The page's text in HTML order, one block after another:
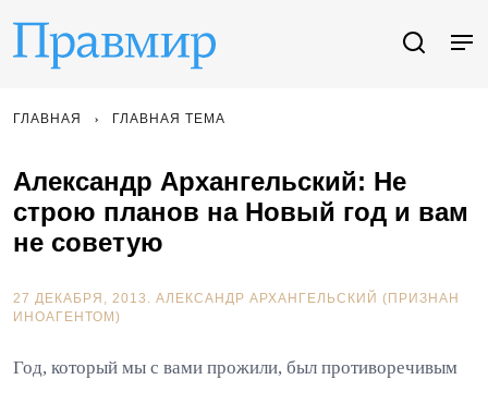
ГЛАВНАЯ ГЛАВНАЯ ТЕМА
Александр Архангельский: Не
строю планов на Новый год и вам
не советую
27 ДЕКАБРЯ, 2013. АЛЕКСАНДР АРХАНГЕЛЬСКИЙ (ПРИЗНАН
ИНОАГЕНТОМ)
Год, который мы с вами прожили, был противоречивым